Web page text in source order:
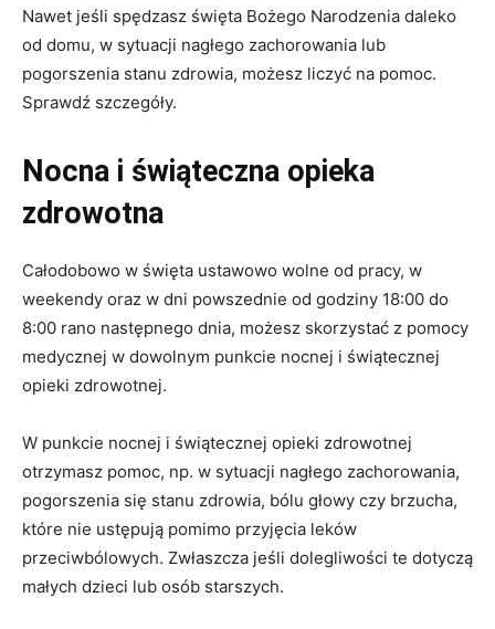
Nawet jeśli spędzasz święta Bożego Narodzenia daleko
od domu, w sytuacji nagłego zachorowania lub
pogorszenia stanu zdrowia, możesz liczyć na pomoc.
Sprawdź szczegóły.
Nocna i świąteczna opieka
zdrowotna
Całodobowo w święta ustawowo wolne od pracy, w
weekendy oraz w dni powszednie od godziny 18:00 do
8:00 rano następnego dnia, możesz skorzystać z pomocy
medycznej w dowolnym punkcie nocnej i świątecznej
opieki zdrowotnej.
W punkcie nocnej i świątecznej opieki zdrowotnej
otrzymasz pomoc, np. w sytuacji nagłego zachorowania,
pogorszenia się stanu zdrowia, bólu głowy czy brzucha,
które nie ustępują pomimo przyjęcia leków
przeciwbólowych. Zwłaszcza jeśli dolegliwości te dotyczą
małych dzieci lub osób starszych.